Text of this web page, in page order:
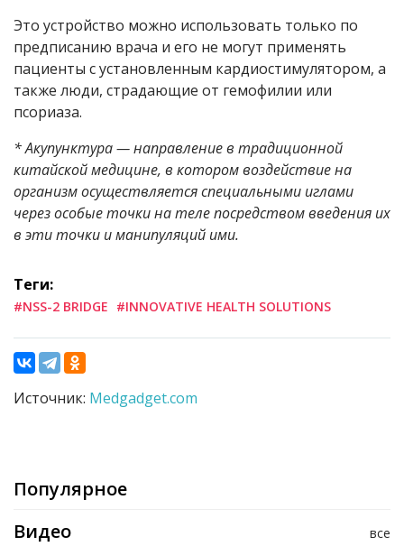
Это устройство можно использовать только по
предписанию врача и его не могут применять
пациенты с установленным кардиостимулятором, а
также люди, страдающие от гемофилии или
псориаза.
* Акупунктура — направление в традиционной
китайской медицине, в котором воздействие на
организм осуществляется специальными иглами
через особые точки на теле посредством введения их
в эти точки и манипуляций ими.
Теги:
#NSS-2 BRIDGE #INNOVATIVE HEALTH SOLUTIONS
Источник: Medgadget.com
Популярное
все
Видео